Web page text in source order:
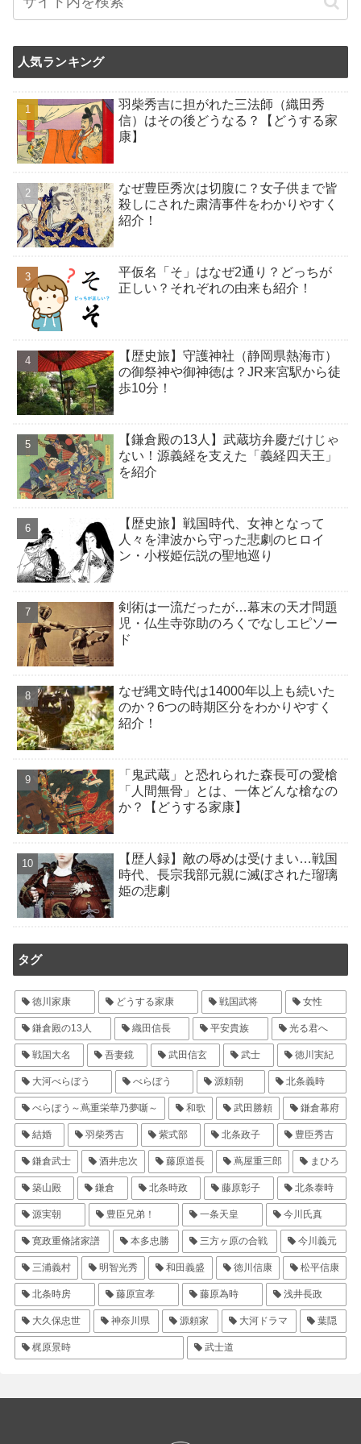
人気ランキング
羽柴秀吉に担がれた三法師（織田秀
信）はその後どうなる？【どうする家
康】
なぜ豊臣秀次は切腹に？女子供まで皆
殺しにされた粛清事件をわかりやすく
紹介！
平仮名「そ」はなぜ2通り？どっちが
正しい？それぞれの由来も紹介！
【歴史旅】守護神社（静岡県熱海市）
の御祭神や御神徳は？JR来宮駅から徒
歩10分！
【鎌倉殿の13人】武蔵坊弁慶だけじゃ
ない！源義経を支えた「義経四天王」
を紹介
【歴史旅】戦国時代、女神となって
人々を津波から守った悲劇のヒロイ
ン・小桜姫伝説の聖地巡り
剣術は一流だったが…幕末の天才問題
児・仏生寺弥助のろくでなしエピソー
ド
なぜ縄文時代は14000年以上も続いた
のか？6つの時期区分をわかりやすく
紹介！
「鬼武蔵」と恐れられた森長可の愛槍
「人間無骨」とは、一体どんな槍なの
か？【どうする家康】
【歴人録】敵の辱めは受けまい…戦国
時代、長宗我部元親に滅ぼされた瑠璃
姫の悲劇
タグ
徳川家康 どうする家康 戦国武将 女性
鎌倉殿の13人 織田信長 平安貴族 光る君へ
戦国大名 吾妻鏡 武田信玄 武士 徳川実紀
大河べらぼう べらぼう 源頼朝 北条義時
べらぼう～蔦重栄華乃夢噺～ 和歌 武田勝頼 鎌倉幕府
結婚 羽柴秀吉 紫式部 北条政子 豊臣秀吉
鎌倉武士 酒井忠次 藤原道長 蔦屋重三郎 まひろ
築山殿 鎌倉 北条時政 藤原彰子 北条泰時
源実朝 豊臣兄弟！ 一条天皇 今川氏真
寛政重脩諸家譜 本多忠勝 三方ヶ原の合戦 今川義元
三浦義村 明智光秀 和田義盛 徳川信康 松平信康
北条時房 藤原宣孝 藤原為時 浅井長政
大久保忠世 神奈川県 源頼家 大河ドラマ 葉隠
梶原景時 武士道